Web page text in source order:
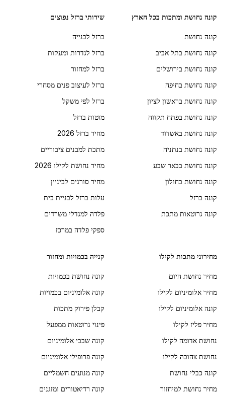
קונה נחושת ומתכות בכל הארץ
קונה נחושת
קונה נחושת בתל אביב
קונה נחושת בירושלים
קונה נחושת בחיפה
קונה נחושת בראשון לציון
קונה נחושת בפתח תקווה
קונה נחושת באשדוד
קונה נחושת בנתניה
קונה נחושת בבאר שבע
קונה נחושת בחולון
קונה ברזל
קונה גרוטאות מתכת
שירותי ברזל נפוצים
ברזל לבנייה
ברזל לגדרות ומעקות
ברזל למחזור
ברזל לעיצוב פנים מסחרי
ברזל לפי משקל
מוטות ברזל
מחיר ברזל 2026
מתכת למבנים ציבוריים
מחיר נחושת לקילו 2026
מחיר סורגים לביניין
עלות ברזל לבניית בית
פלדה למגדלי משרדים
ספקי פלדה במרכז
מחירוני מתכות לקילו
מחיר נחושת היום
מחיר אלומיניום לקילו
קונה אלומיניום לקילו
מחיר פליז לקילו
נחושת אדומה לקילו
נחושת צהובה לקילו
קונה כבלי נחושת
מחיר נחושת למיחזור
קנייה בכמויות ומחזור
קונה נחושת בכמויות
קונה אלומיניום בכמויות
קבלן פירוק מתכות
פינוי גרוטאות ממפעל
קונה שבבי אלומיניום
קונה פרופילי אלומיניום
קונה מנועים חשמליים
קונה רדיאטורים ומזגנים